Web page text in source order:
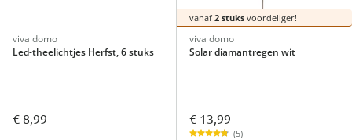
viva domo
Led-theelichtjes Herfst, 6 stuks
€ 8,99
vanaf 2 stuksvoordeliger!
viva domo
Solar diamantregen wit
€ 13,99
(5)